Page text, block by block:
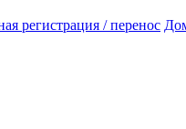
регистрация / перенос